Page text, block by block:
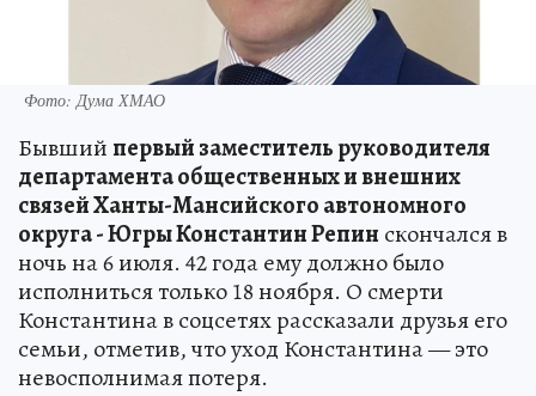
Фото: Дума ХМАО
Бывшийпервый заместитель руководителя
департамента общественных и внешних
связей Ханты-Мансийского автономного
округа - Югры Константин Репин скончался в
ночь на 6 июля. 42 года ему должно было
исполниться только 18 ноября. О смерти
Константина в соцсетях рассказали друзья его
семьи, отметив, что уход Константина — это
невосполнимая потеря.